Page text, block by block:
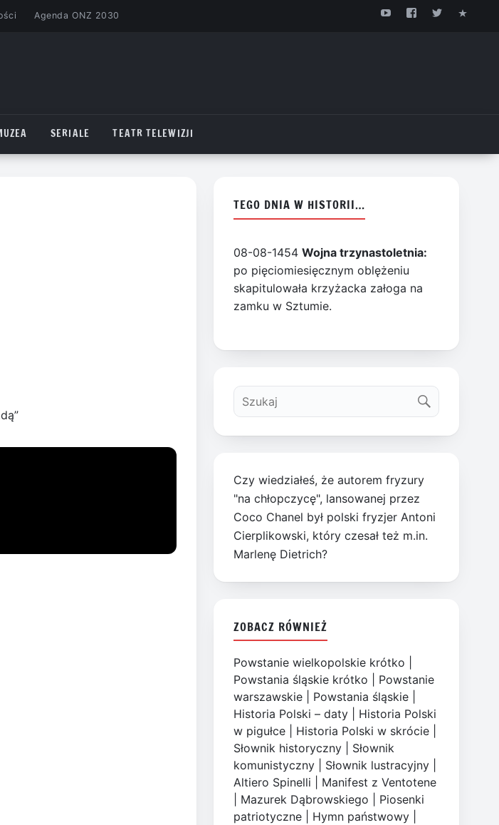
Agenda ONZ 2030
SERIALE TEATR TELEWIZJI
TEGO DNIA W HISTORII…
08-08-1454Wojna trzynastoletnia:
po pięciomiesięcznym oblężeniu
skapitulowała krzyżacka załoga na
zamku w Sztumie.
Czy wiedziałeś, że autorem fryzury
"na chłopczycę", lansowanej przez
Coco Chanel był polski fryzjer Antoni
Cierplikowski, który czesał też m.in.
Marlenę Dietrich?
ZOBACZ RÓWNIEŻ
Powstanie wielkopolskie krótko
Powstania śląskie krótko
Powstanie
warszawskie
Powstania śląskie
Historia Polski – daty
Historia Polski
w pigułce
Historia Polski w skrócie
Słownik historyczny
Słownik
komunistyczny
Słownik lustracyjny
Altiero Spinelli
Manifest z Ventotene
Mazurek Dąbrowskiego
Piosenki
patriotyczne
Hymn państwowy